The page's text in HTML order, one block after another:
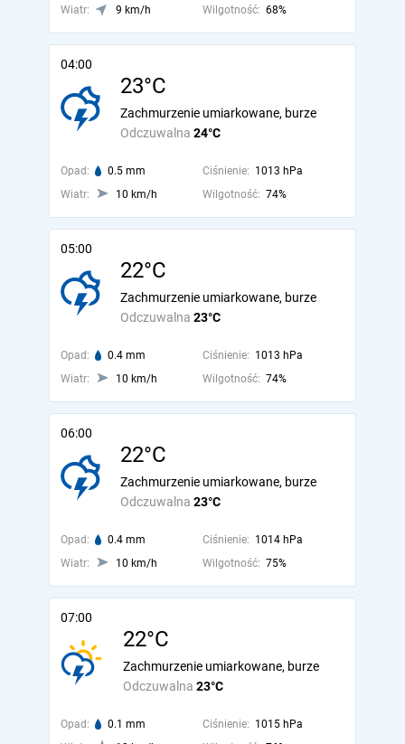
Wiatr:
9 km/h Wilgotność: 68%
04:00
23°C
Odczuwalna 24°C
Zachmurzenie umiarkowane, burze
Opad: 0.5 mm Ciśnienie: 1013 hPa
Wiatr:
10 km/h Wilgotność: 74%
05:00
22°C
Odczuwalna 23°C
Zachmurzenie umiarkowane, burze
Opad: 0.4 mm Ciśnienie: 1013 hPa
Wiatr:
10 km/h Wilgotność: 74%
06:00
22°C
Odczuwalna 23°C
Zachmurzenie umiarkowane, burze
Opad: 0.4 mm Ciśnienie: 1014 hPa
Wiatr:
10 km/h Wilgotność: 75%
07:00
22°C
Odczuwalna 23°C
Zachmurzenie umiarkowane, burze
Opad: 0.1 mm Ciśnienie: 1015 hPa